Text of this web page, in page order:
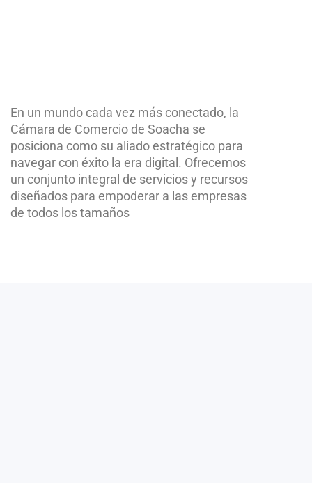
En un mundo cada vez más conectado, la
Cámara de Comercio de Soacha se
posiciona como su aliado estratégico para
navegar con éxito la era digital. Ofrecemos
un conjunto integral de servicios y recursos
diseñados para empoderar a las empresas
de todos los tamaños